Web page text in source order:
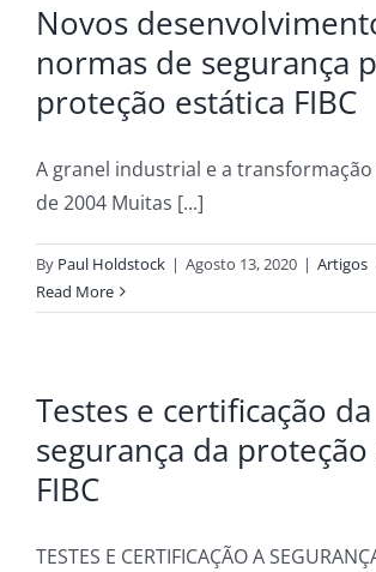
Novos
normas de segurança
proteção estática FIBC
A granel industrial e a
de 2004 Muitas [...]
By Paul Holdstock | Agosto 13, 2020 | Artigos
Read More
Testes e certificação da
segurança da proteção
FIBC
TESTES E CERTIFICAÇÃO A